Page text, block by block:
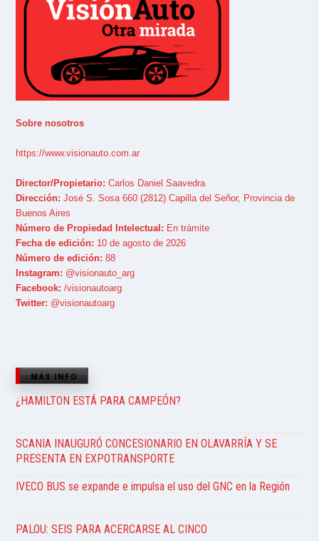
Sobre nosotros
https://www.visionauto.com.ar
Director/Propietario: Carlos Daniel Saavedra
Dirección: José S. Sosa 660 (2812) Capilla del Señor, Provincia de
Buenos Aires
Número de Propiedad Intelectual: En trámite
Fecha de edición: 10 de agosto de 2026
Número de edición: 88
Instagram: @visionauto_arg
Facebook: /visionautoarg
Twitter: @visionautoarg
MÁS INFO
¿HAMILTON ESTÁ PARA CAMPEÓN?
SCANIA INAUGURÓ CONCESIONARIO EN OLAVARRÍA Y SE
PRESENTA EN EXPOTRANSPORTE
IVECO BUS se expande e impulsa el uso del GNC en la Región
PALOU: SEIS PARA ACERCARSE AL CINCO